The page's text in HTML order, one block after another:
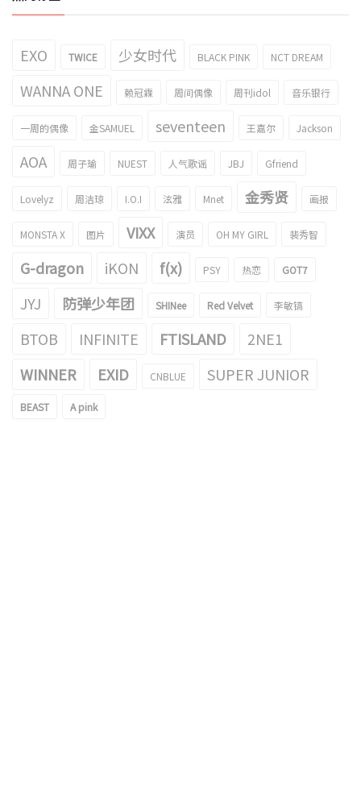
EXO TWICE 少女时代 BLACK PINK NCT DREAM
WANNA ONE 赖冠霖 周间偶像 周刊idol 音乐银行
一周的偶像 金SAMUEL seventeen 王嘉尔 Jackson
AOA 周子瑜 NUEST 人气歌谣 JBJ Gfriend
Lovelyz 周洁琼 I.O.I 泫雅 Mnet 金秀贤 画报
MONSTA X 图片 VIXX 演员 OH MY GIRL 裴秀智
G-dragon iKON f(x) PSY 热恋 GOT7
JYJ 防弹少年团 SHINee Red Velvet 李敏镐
BTOB INFINITE FTISLAND
2NE1
WINNER
EXID CNBLUE SUPER JUNIOR
BEAST A pink